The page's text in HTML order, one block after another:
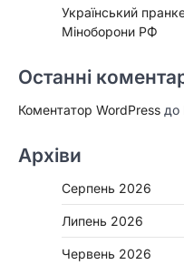
Український
Міноборони РФ
Останні
Коментатор WordPress до
Архіви
Серпень 2026
Липень 2026
Червень 2026